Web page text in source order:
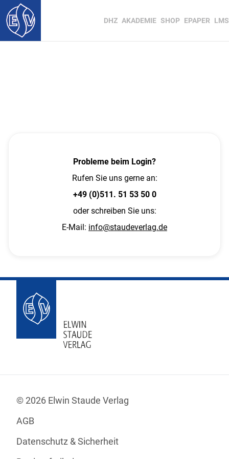
DHZ AKADEMIE SHOP EPAPER LMS
Probleme beim Login?
Rufen Sie uns gerne an:
+49 (0)511. 51 53 50 0
oder schreiben Sie uns:
E-Mail: info@staudeverlag.de
© 2026 Elwin Staude Verlag
AGB
Datenschutz & Sicherheit